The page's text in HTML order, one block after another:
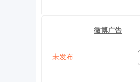
微博广告
未发布